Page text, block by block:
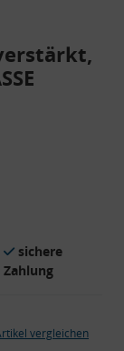
sichere
Zahlung
vergleichen